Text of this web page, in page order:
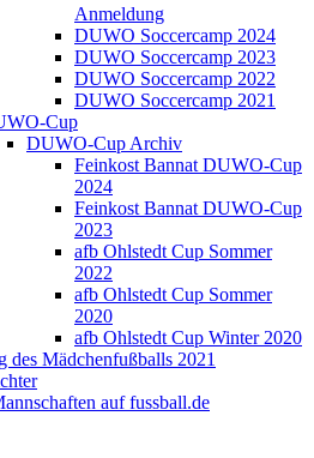
Anmeldung
DUWO Soccercamp 2024
DUWO Soccercamp 2023
DUWO Soccercamp 2022
DUWO Soccercamp 2021
Cup
DUWO-Cup Archiv
Feinkost Bannat DUWO-Cup
2024
Feinkost Bannat DUWO-Cup
2023
afb Ohlstedt Cup Sommer
2022
afb Ohlstedt Cup Sommer
2020
afb Ohlstedt Cup Winter 2020
des Mädchenfußballs 2021
auf fussball.de